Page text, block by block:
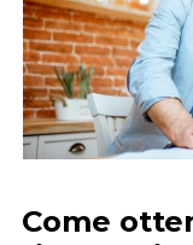
Come